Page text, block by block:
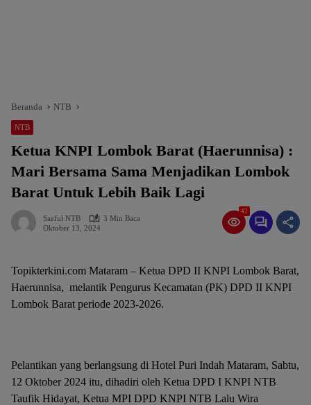
Beranda NTB
NTB
Ketua KNPI Lombok Barat (Haerunnisa) :
Mari Bersama Sama Menjadikan Lombok
Barat Untuk Lebih Baik Lagi
Saeful NTB
3 Min Baca
Oktober 13, 2024
42
Topikterkini.com Mataram – Ketua DPD II KNPI Lombok Barat,
Haerunnisa, melantik Pengurus Kecamatan (PK) DPD II KNPI
Lombok Barat periode 2023-2026.
Pelantikan yang berlangsung di Hotel Puri Indah Mataram, Sabtu,
12 Oktober 2024 itu, dihadiri oleh Ketua DPD I KNPI NTB
Taufik Hidayat, Ketua MPI DPD KNPI NTB Lalu Wira